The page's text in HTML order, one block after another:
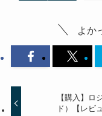
よか
【購入】
ド）【レビ